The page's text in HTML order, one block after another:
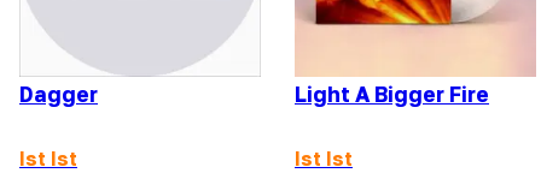
Dagger
Ist Ist
Light A Bigger Fire
Ist Ist